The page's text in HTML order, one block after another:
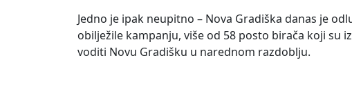
Jedno je ipak neupitno – Nova Gradiška danas je
obilježile kampanju, više od 58 posto birača koji su
voditi Novu Gradišku u narednom razdoblju.